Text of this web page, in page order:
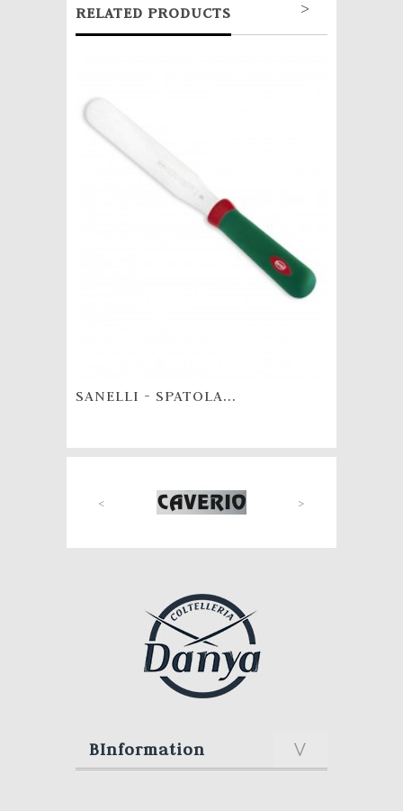
RELATED PRODUCTS >
SANELLI - SPATOLA...
< >
BInformation